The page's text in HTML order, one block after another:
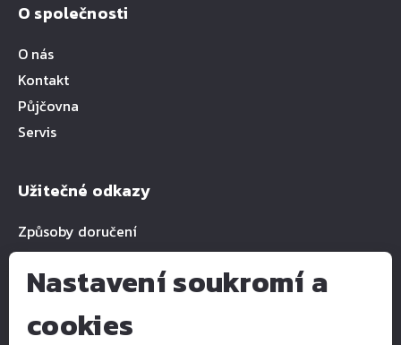
O společnosti
O nás
Kontakt
Půjčovna
Servis
Užitečné odkazy
Způsoby doručení
Kontakty
Nastavení soukromí a
cookies